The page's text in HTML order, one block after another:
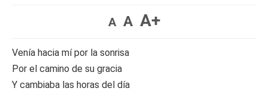
A A A+
Venía hacia mí por la sonrisa
Por el camino de su gracia
Y cambiaba las horas del día